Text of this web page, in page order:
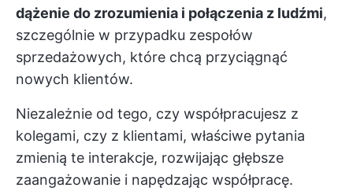
dążenie do zrozumienia i połączenia z ludźmi,
szczególnie w przypadku zespołów
sprzedażowych, które chcą przyciągnąć
nowych klientów.
Niezależnie od tego, czy współpracujesz z
kolegami, czy z klientami, właściwe pytania
zmienią te interakcje, rozwijając głębsze
zaangażowanie i napędzając współpracę.